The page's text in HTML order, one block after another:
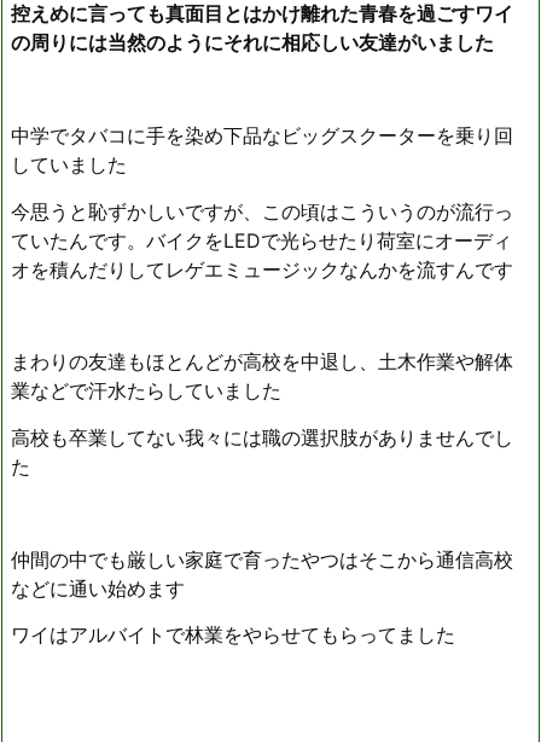
控えめに言っても真面目とはかけ離れた青春を過ごすワイ
の周りには当然のようにそれに相応しい友達がいました
中学でタバコに手を染め下品なビッグスクーターを乗り回
していました
今思うと恥ずかしいですが、この頃はこういうのが流行っ
ていたんです。バイクをLEDで光らせたり荷室にオーディ
オを積んだりしてレゲエミュージックなんかを流すんです
まわりの友達もほとんどが高校を中退し、土木作業や解体
業などで汗水たらしていました
高校も卒業してない我々には職の選択肢がありませんでし
た
仲間の中でも厳しい家庭で育ったやつはそこから通信高校
などに通い始めます
ワイはアルバイトで林業をやらせてもらってました